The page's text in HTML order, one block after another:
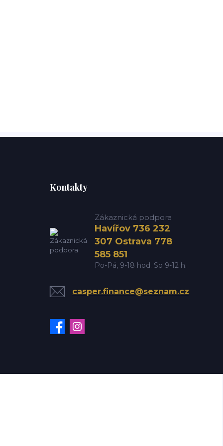
Kontakty
Zákaznická podpora
Havířov 736 232
307 Ostrava 778
585 851
Po-Pá, 9-18 hod. So 9-12 h.
casper.finance@seznam.cz